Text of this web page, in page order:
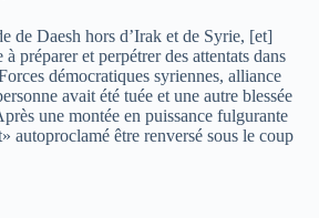
de Daesh hors d’Irak et de Syrie, [et]
préparer et perpétrer des attentats dans
démocratiques syriennes, alliance
avait été tuée et une autre blessée
une montée en puissance fulgurante
autoproclamé être renversé sous le coup